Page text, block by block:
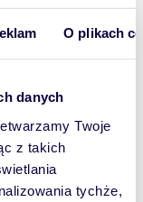
O plikach
danych
Twoje
z takich
tychże,
and
in
routes.
and others.